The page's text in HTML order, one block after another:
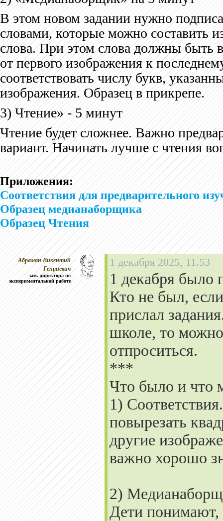
В этом новом задании нужно
словами, которые можно составить
слова. При этом слова должны быть
от первого изображения к
соответствовать числу букв,
изображения. Образец в прикрепе.
3) Чтение» - 5 минут
Чтение будет сложнее. Важно
вариант. Начинать лучше с чтения
Приложения:
Соответствия для предварительного
Образец медианаборщика
Образец Чтения
Абрамян Викентий
Генриевич
зам. директора по
экспериментальной работе
1 декабря 2025, 11.53
1 декабря было
Кто не был,
прислал
школе, то можно
отпроситься.
***
Что было и что
1)
повырезать
другие
важно хорошо
2)
Дети понимают,